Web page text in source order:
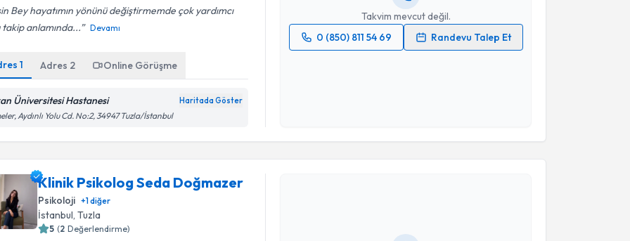
Bey hayatımın yönünü değiştirmemde çok yardımcı
takip anlamında...
Devamı
1 Adres 2 Online Görüşme
Üniversitesi Hastanesi Haritada Göster
Aydınlı Yolu Cd. No:2, 34947 Tuzla/İstanbul
Takvim mevcut değil.
0 (850) 811 54 69
Randevu Talep Et
Klinik Psikolog Seda Doğmazer
Psikoloji +1diğer
İstanbul, Tuzla
5 (2 Değerlendirme)